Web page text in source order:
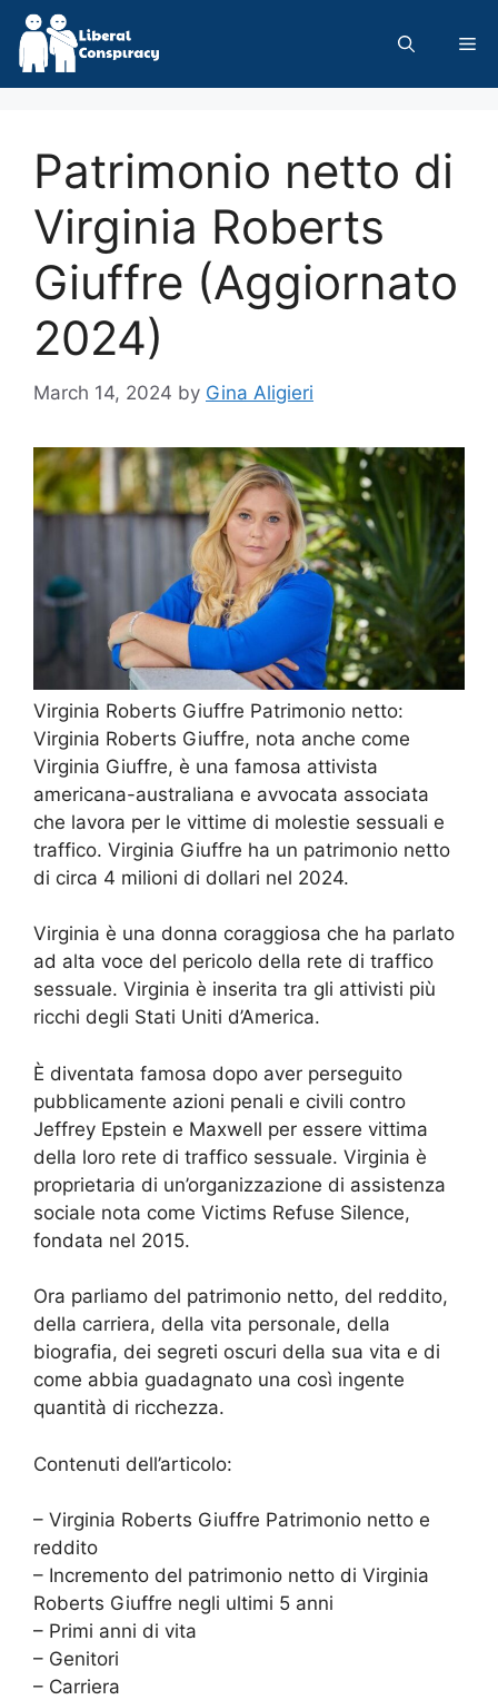
Skip
content
Patrimonio netto di
Virginia Roberts
Giuffre (Aggiornato
2024)
March 14, 2024 by Gina Aligieri
Virginia Roberts Giuffre Patrimonio netto:
Virginia Roberts Giuffre, nota anche come
Virginia Giuffre, è una famosa attivista
americana-australiana e avvocata associata
che lavora per le vittime di molestie sessuali e
traffico. Virginia Giuffre ha un patrimonio netto
di circa 4 milioni di dollari nel 2024.
Virginia è una donna coraggiosa che ha parlato
ad alta voce del pericolo della rete di traffico
sessuale. Virginia è inserita tra gli attivisti più
ricchi degli Stati Uniti d’America.
È diventata famosa dopo aver perseguito
pubblicamente azioni penali e civili contro
Jeffrey Epstein e Maxwell per essere vittima
della loro rete di traffico sessuale. Virginia è
proprietaria di un’organizzazione di assistenza
sociale nota come Victims Refuse Silence,
fondata nel 2015.
Ora parliamo del patrimonio netto, del reddito,
della carriera, della vita personale, della
biografia, dei segreti oscuri della sua vita e di
come abbia guadagnato una così ingente
quantità di ricchezza.
Contenuti dell’articolo:
– Virginia Roberts Giuffre Patrimonio netto e
reddito
– Incremento del patrimonio netto di Virginia
Roberts Giuffre negli ultimi 5 anni
– Primi anni di vita
– Genitori
– Carriera